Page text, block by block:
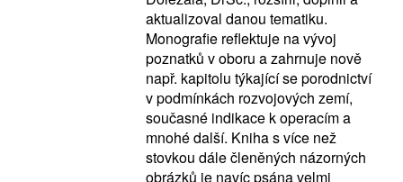
aktualizoval danou tematiku.
Monografie reflektuje na vývoj
poznatků v oboru a zahrnuje nově
např. kapitolu týkající se porodnictví
v podmínkách rozvojových zemí,
současné indikace k operacím a
mnohé další. Kniha s více než
stovkou dále členěných názorných
obrázků je navíc psána velmi